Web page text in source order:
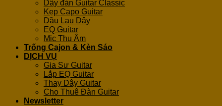
Dây đàn Guitar Classic
Kẹp Capo Guitar
Dầu Lau Dây
EQ Guitar
Mic Thu Âm
Trống Cajon & Kèn Sáo
DỊCH VỤ
Gia Sư Guitar
Lắp EQ Guitar
Thay Dây Guitar
Cho Thuê Đàn Guitar
Newsletter